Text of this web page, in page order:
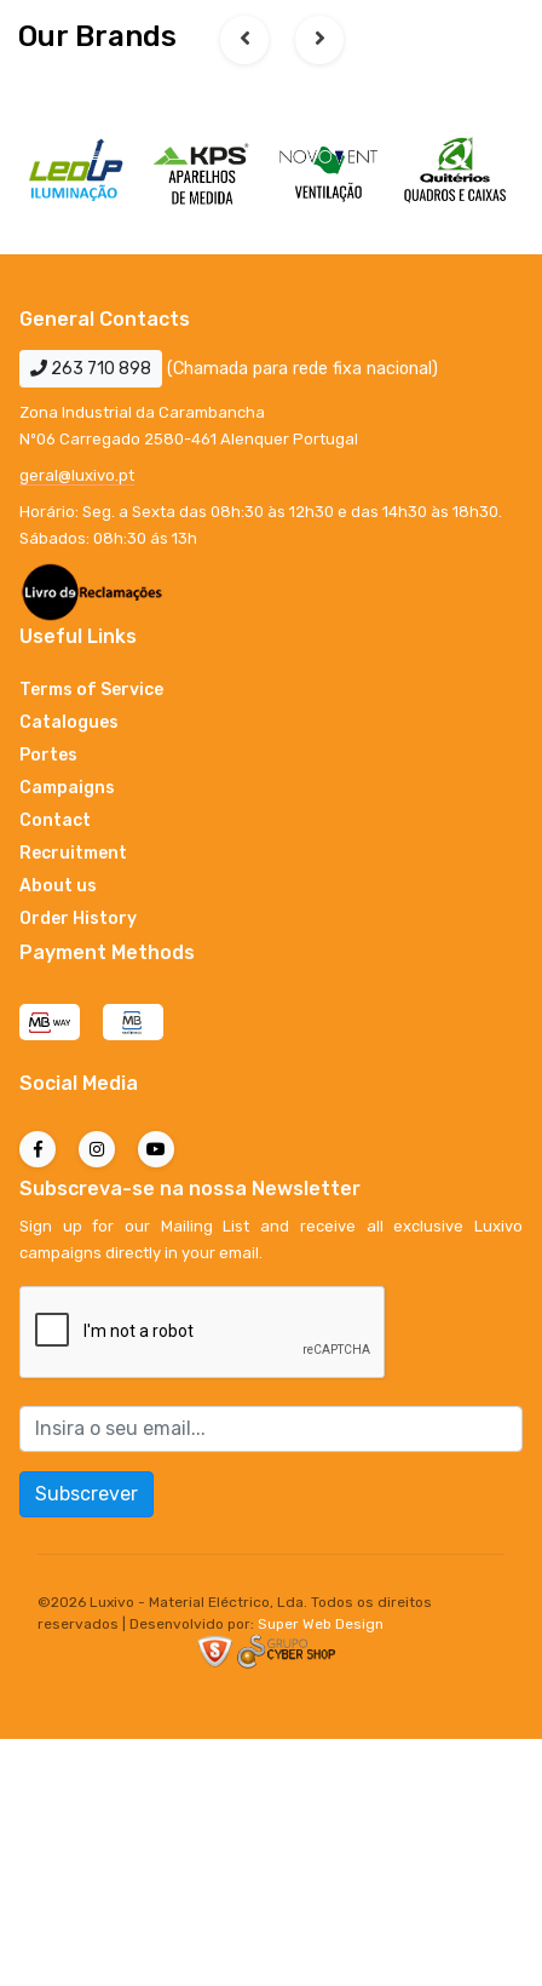
Our Brands
General Contacts
263 710 898 (Chamada para rede fixa nacional)
Zona Industrial da Carambancha
Nº06 Carregado 2580-461 Alenquer Portugal
geral@luxivo.pt
Horário: Seg. a Sexta das 08h:30 às 12h30 e das 14h30 às 18h30.
Sábados: 08h:30 ás 13h
Useful Links
Terms of Service
Catalogues
Portes
Campaigns
Contact
Recruitment
About us
Order History
Payment Methods
Social Media
Subscreva-se na nossa Newsletter
Sign up for our Mailing List and receive all exclusive Luxivo
campaigns directly in your email.
Subscrever
©2026 Luxivo - Material Eléctrico, Lda. Todos os direitos
reservados | Desenvolvido por: Super Web Design